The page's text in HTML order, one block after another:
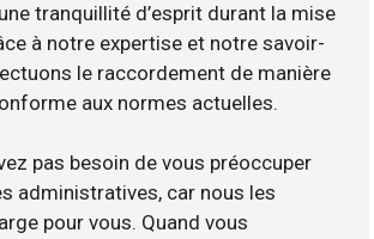
tranquillité d’esprit durant la mise
à notre expertise et notre savoir-
le raccordement de manière
aux normes actuelles.
pas besoin de vous préoccuper
administratives, car nous les
pour vous. Quand vous